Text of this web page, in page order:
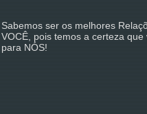
Sabemos ser os melhores
VOCÊ, pois temos a certeza
para NÓS!
Pois somosRELAÇÕES
integral pelo seu pensamento
Bem vindos ao Mundo Digital RP
Relações Públicas Digitais.